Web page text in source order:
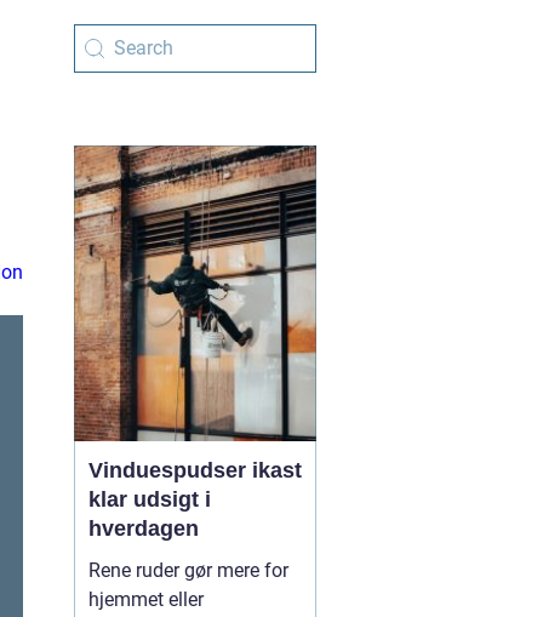
Vinduespudser ikast
klar udsigt i
hverdagen
Rene ruder gør mere for
hjemmet eller